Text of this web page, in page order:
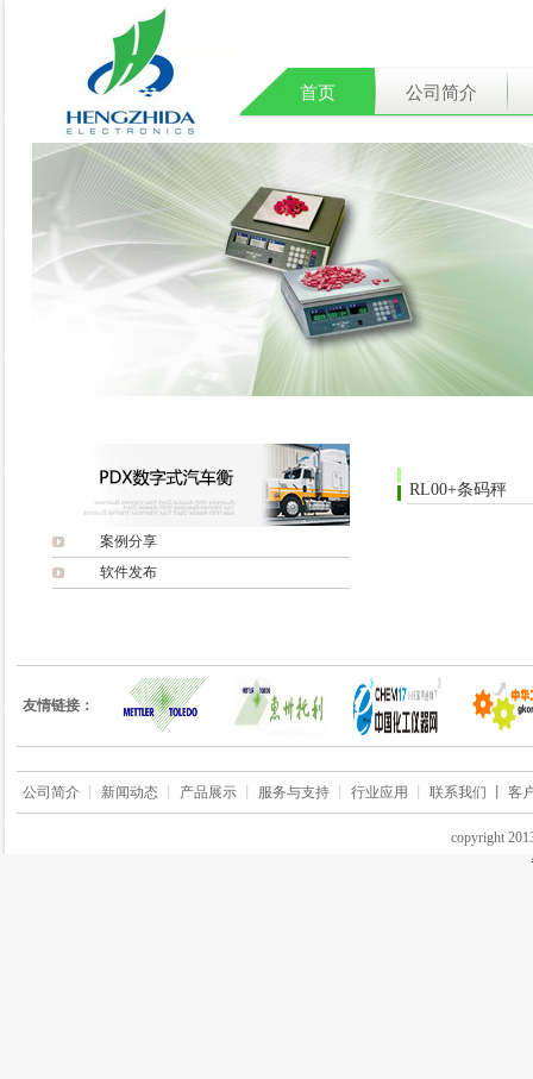
首页 公司简介
案例分享
软件发布
RL00+条码秤
友情链接：
公司简介丨 新闻动态丨 产品展示丨 服务与支持丨 行业应用 联系我们 丨 客
copyright